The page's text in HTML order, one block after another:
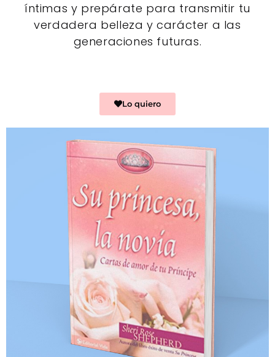
íntimas y prepárate para transmitir tu
verdadera belleza y carácter a las
generaciones futuras.
Lo quiero